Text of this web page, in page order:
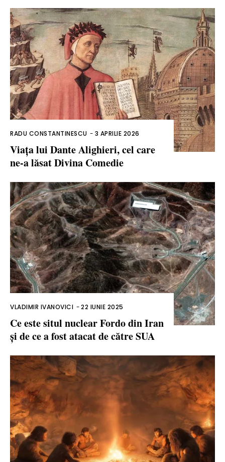
RADU CONSTANTINESCU - 3 APRILIE 2026
Viața lui Dante Alighieri, cel care
ne-a lăsat Divina Comedie
VLADIMIR IVANOVICI -22 IUNIE 2025
Ce este situl nuclear Fordo din Iran
și de ce a fost atacat de către SUA